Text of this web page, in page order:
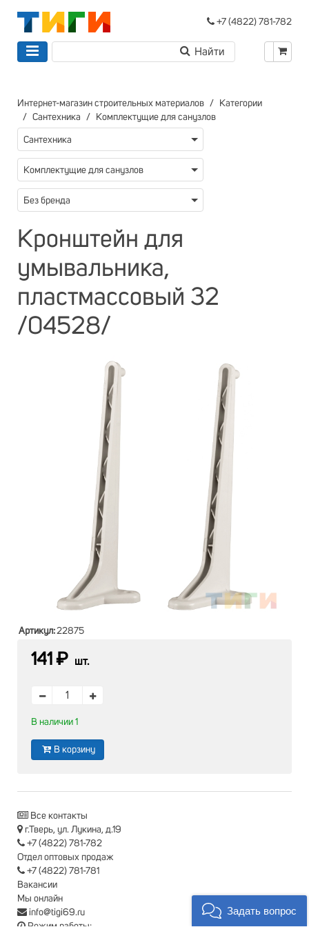
+7 (4822) 781-782
Интернет-магазин строительных материалов
Категории
Сантехника
Комплектущие для санузлов
Сантехника
Комплектущие для санузлов
Без бренда
Кронштейн для
умывальника,
пластмассовый 32
/04528/
Артикул:22875
141 ₽ шт.
В наличии 1
В корзину
Все контакты
г.Тверь, ул. Лукина, д.19
+7 (4822) 781-782
Отдел оптовых продаж
+7 (4822) 781-781
Вакансии
Мы онлайн
info@tigi69.ru
Задать вопрос